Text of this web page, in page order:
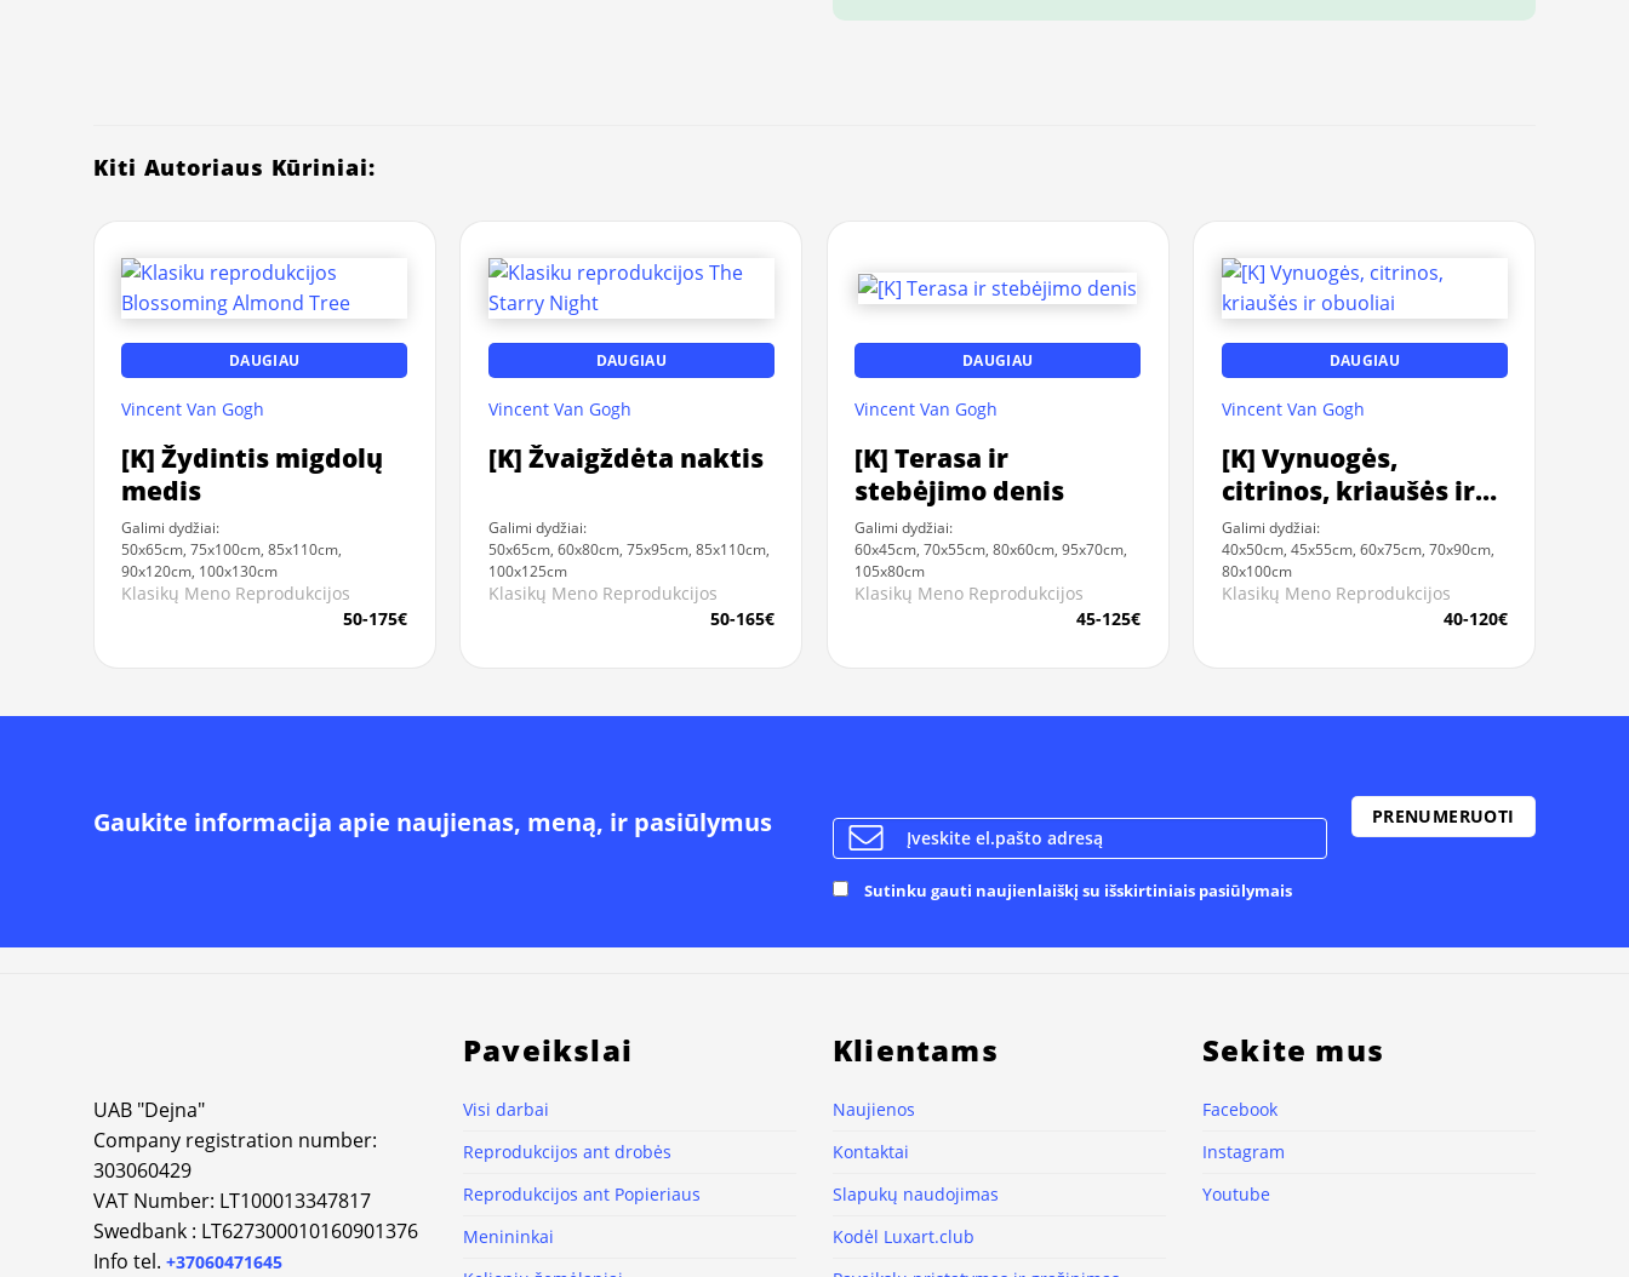
Kiti Autoriaus Kūriniai:
DAUGIAU
Vincent Van Gogh
[K] Žydintis migdolų
medis
Galimi dydžiai:
50x65cm, 75x100cm, 85x110cm,
90x120cm, 100x130cm
Klasikų Meno Reprodukcijos
50-175€
DAUGIAU
Vincent Van Gogh
[K] Žvaigždėta naktis
Galimi dydžiai:
50x65cm, 60x80cm, 75x95cm, 85x110cm,
100x125cm
Klasikų Meno Reprodukcijos
50-165€
DAUGIAU
Vincent Van Gogh
[K] Terasa ir
stebėjimo denis
Galimi dydžiai:
60x45cm, 70x55cm, 80x60cm, 95x70cm,
105x80cm
Klasikų Meno Reprodukcijos
45-125€
DAUGIAU
Vincent Van Gogh
[K] Vynuogės,
citrinos, kriaušės ir
obuoliai
Galimi dydžiai:
40x50cm, 45x55cm, 60x75cm, 70x90cm,
80x100cm
Klasikų Meno Reprodukcijos
40-120€
Gaukite informacija apie naujienas, meną, ir pasiūlymus
Sutinku gauti naujienlaiškį su išskirtiniais pasiūlymais
UAB "Dejna"
Company registration number:
303060429
VAT Number: LT100013347817
Swedbank : LT627300010160901376
Info tel. +37060471645
Paveikslai
Visi darbai
Reprodukcijos ant drobės
Reprodukcijos ant Popieriaus
Menininkai
Klientams
Naujienos
Kontaktai
Slapukų naudojimas
Kodėl Luxart.club
Sekite mus
Facebook
Instagram
Youtube